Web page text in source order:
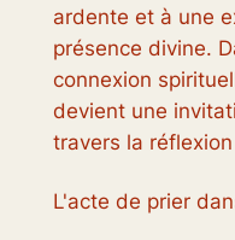
ardente et à une
présence divine.
connexion
devient une
travers la
L'acte de prier